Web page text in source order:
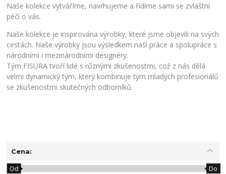
Naše kolekce vytváříme, navrhujeme a řídíme sami se zvláštní
péčí o vás.
Naše kolekce je inspirována výrobky, které jsme objevili na svých
cestách. Naše výrobky jsou výsledkem naší práce a spolupráce s
národními i mezinárodními designéry.
Tým FISURA tvoří lidé s různými zkušenostmi, což z nás dělá
velmi dynamický tým, který kombinuje tým mladých profesionálů
se zkušenostmi skutečných odborníků.
Cena:
Od Do